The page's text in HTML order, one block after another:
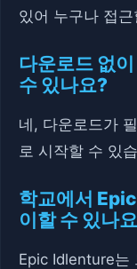
있어 누구나 접
다운로드 없
수 있나요?
네, 다운로드가
로 시작할 수 있
학교에서
이할 수 있나
Epic Idlenture는